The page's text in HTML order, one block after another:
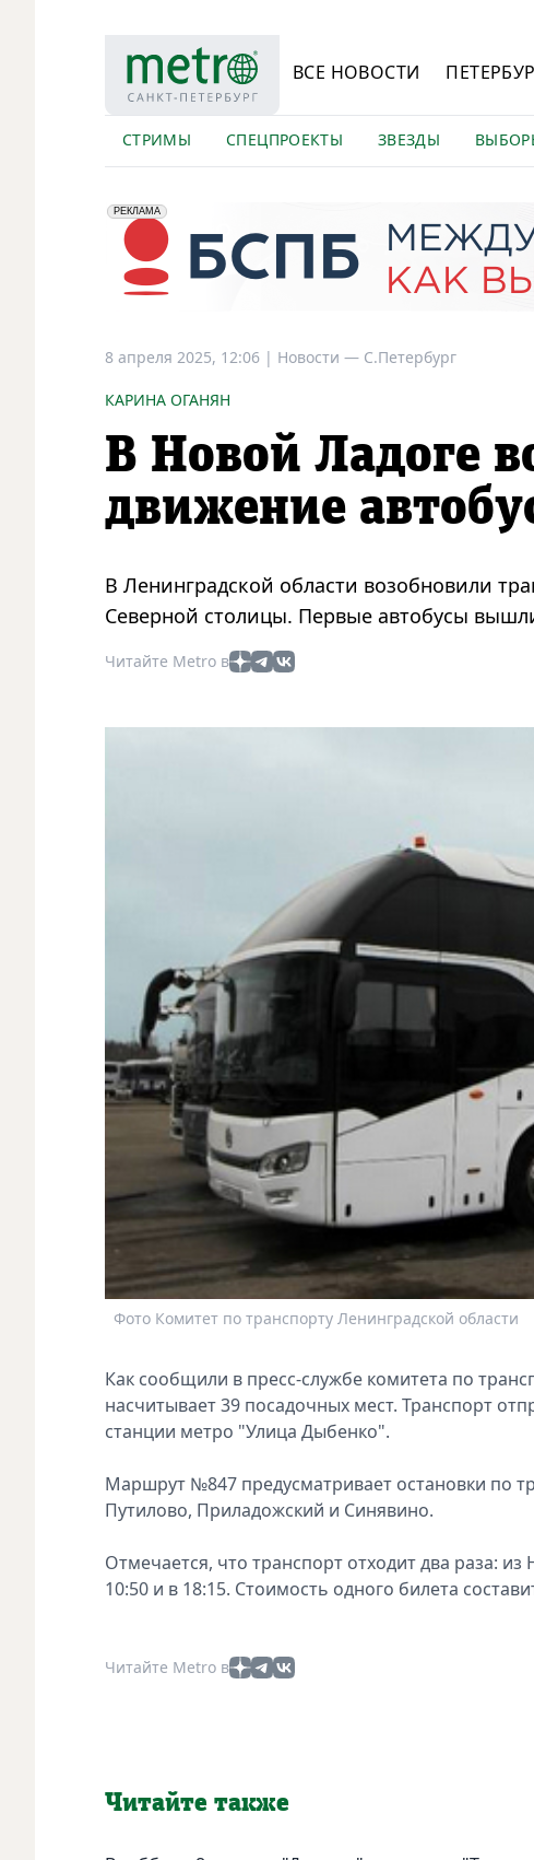
ВСЕ НОВОСТИ
СТРИМЫ СПЕЦПРОЕКТЫ ЗВЕЗДЫ
erid: 2VfnxyFybV5
РЕКЛАМА
ПАО "Банк "Санкт-Петербург", ИНН: 7831000027
8 апреля 2025, 12:06 | Новости — С.Петербург
КАРИНА ОГАНЯН
В Новой Ладоге
движение
В Ленинградской области возобновили
Северной столицы. Первые автобусы
Читайте Metro в
Фото Комитет по транспорту Ленинградской области
Как сообщили в пресс-службе комитета по
насчитывает 39 посадочных мест. Транспорт
станции метро "Улица Дыбенко".
Маршрут №847 предусматривает остановки по
Путилово, Приладожский и Синявино.
Отмечается, что транспорт отходит два раза:
10:50 и в 18:15. Стоимость одного билета
Читайте Metro в
Читайте также